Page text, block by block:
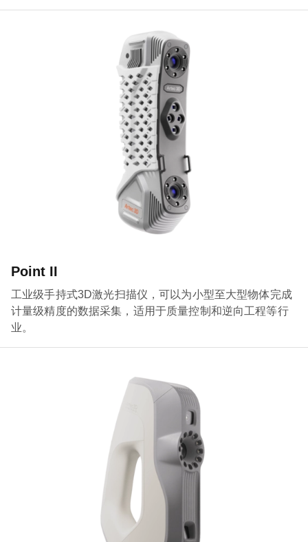
Point II
工业级手持式3D激光扫描仪，可以为小型至大型物体完成
计量级精度的数据采集，适用于质量控制和逆向工程等行
业。